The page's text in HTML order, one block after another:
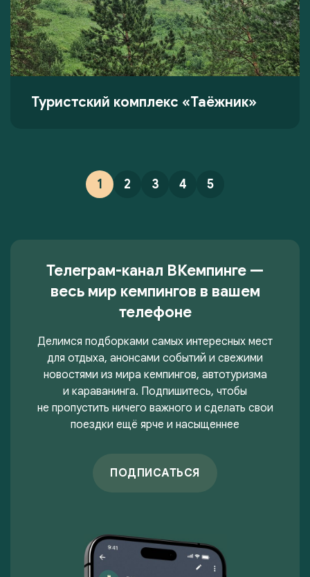
Туристский комплекс «Таёжник»
1 2 3 4 5
Телеграм-канал ВКемпинге —
весь мир кемпингов в вашем
телефоне
Делимся подборками самых интересных мест
для отдыха, анонсами событий и свежими
новостями из мира кемпингов, автотуризма
и караванинга. Подпишитесь, чтобы
не пропустить ничего важного и сделать свои
поездки ещё ярче и насыщеннее
ПОДПИСАТЬСЯ